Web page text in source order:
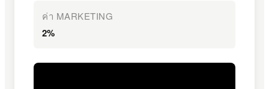
ค่า MARKETING
2%